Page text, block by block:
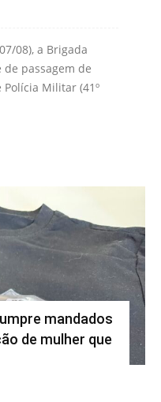
08), a Brigada
passagem de
Polícia Militar (41º
mandados
de mulher que